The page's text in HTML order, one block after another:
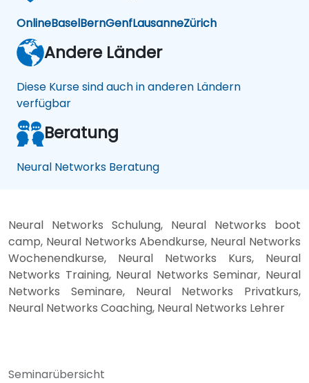
OnlineBaselBernGenfLausanneZürich
Andere Länder
Diese Kurse sind auch in anderen Ländern
verfügbar
Beratung
Neural Networks Beratung
Neural Networks Schulung, Neural Networks boot
camp, Neural Networks Abendkurse, Neural Networks
Wochenendkurse, Neural Networks Kurs, Neural
Networks Training, Neural Networks Seminar, Neural
Networks Seminare, Neural Networks Privatkurs,
Neural Networks Coaching, Neural Networks Lehrer
Seminarübersicht